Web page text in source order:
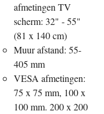
afmetingen TV
scherm: 32" - 55"
(81 x 140 cm)
Muur afstand: 55-
405 mm
VESA afmetingen:
75 x 75 mm, 100 x
100 mm. 200 x 200